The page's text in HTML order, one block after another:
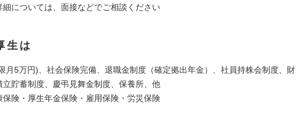
については、面接などでご相談ください
生は
月5万円)、社会保険完備、退職金制度（確定拠出年金）、社員持株会制度、財
立貯蓄制度、慶弔見舞金制度、保養所、他
保険・厚生年金保険・雇用保険・労災保険